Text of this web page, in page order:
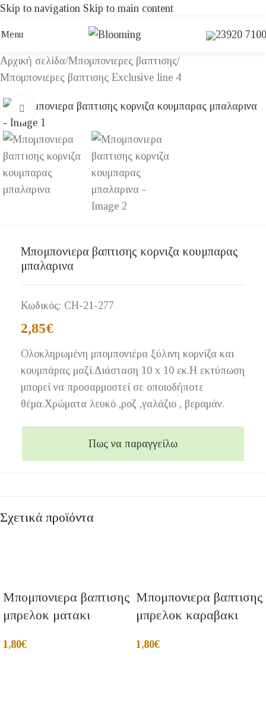
Skip to navigation Skip to main content
Menu 23920
Αρχική σελίδα/Μπομπονιερες βαπτισης/
Μπομπονιερες βαπτισης Exclusive line 4
Click to enlarge
Μπομπονιερα βαπτισης κορνιζα κουμπαρας
μπαλαρινα
Κωδικός: CH-21-277
2,85€
Ολοκληρωμένη μπομπονιέρα ξύλινη κορνίζα και
κουμπάρας μαζί.Διάσταση 10 x 10 εκ.Η εκτύπωση
μπορεί να προσαρμοστεί σε οποιοδήποτε
θέμα.Χρώματα λευκό ,ροζ ,γαλάζιο , βεραμάν.
Πως να παραγγείλω
Σχετικά προϊόντα
Μπομπονιερα βαπτισης
μπρελοκ ματακι
1,80€
Μπομπονιερα βαπτισης
μπρελοκ καραβακι
1,80€